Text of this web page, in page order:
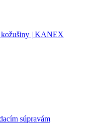
kožušiny | KANEX
súpravám